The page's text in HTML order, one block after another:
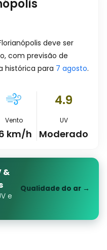
deve ser
com previsão de
histórica para 7 agosto.
Vento
km/h
4.9
UV
Moderado
&
e
Qualidade do ar →